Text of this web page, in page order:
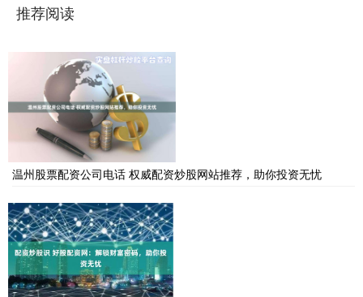
推荐阅读
温州股票配资公司电话 权威配资炒股网站推荐，助你投资无忧